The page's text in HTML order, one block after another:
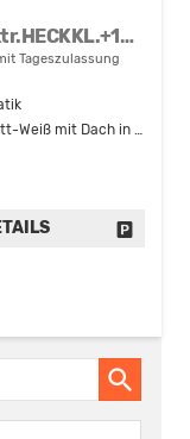
Techno NAVI+LED+KAMERA+elektr.HECKKL.+19"LM
Tageszulassung
Perlmutt-Weiß mit Dach in Black-Pearl-Schwarz